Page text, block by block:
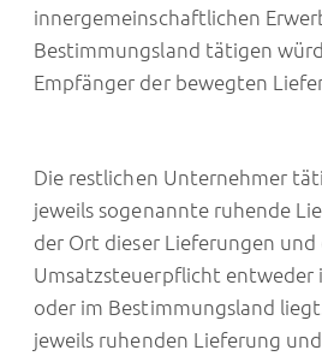
innergemeinschaftlichen
Bestimmungsland tätigen
Empfänger der bewegten
Die restlichen Unternehmer
jeweils sogenannte ruhende
der Ort dieser Lieferungen
Umsatzsteuerpflicht entweder
oder im Bestimmungsland
jeweils ruhenden Lieferung